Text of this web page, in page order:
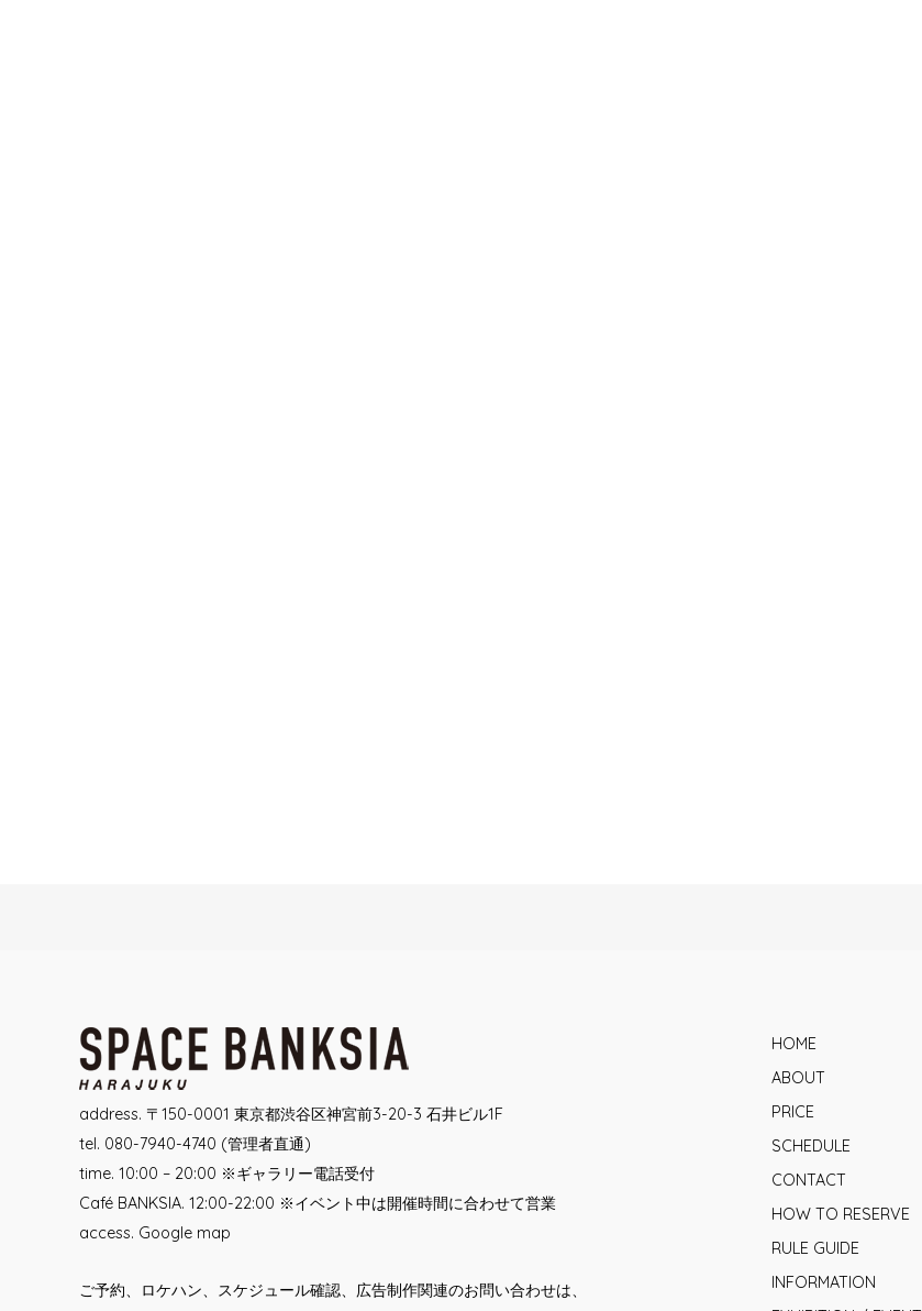
navigation
address. 〒150-0001 東京都渋谷区神宮前3-20-3 石井ビル1F
tel. 080-7940-4740 (管理者直通)
time. 10:00 – 20:00 ※ギャラリー電話受付
Café BANKSIA. 12:00-22:00 ※イベント中は開催時間に合わせて営業
access. Google map
ご予約、ロケハン、スケジュール確認、広告制作関連のお問い合わせは、
HOME
ABOUT
PRICE
SCHEDULE
CONTACT
HOW TO RESERVE
RULE GUIDE
INFORMATION